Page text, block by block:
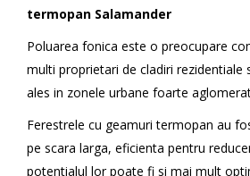
termopan Salamander
Poluarea fonica este o preocupare
multi proprietari de cladiri rezidentiale
ales in zonele urbane foarte
Ferestrele cu geamuri termopan au
pe scara larga, eficienta pentru
potentialul lor poate fi si mai mult